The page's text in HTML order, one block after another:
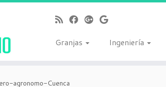
Granjas Ingeniería
agronomo-Cuenca